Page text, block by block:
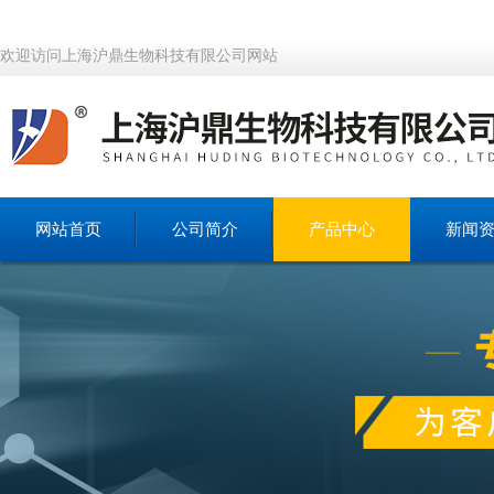
欢迎访问上海沪鼎生物科技有限公司网站
网站首页 公司简介 产品中心 新闻